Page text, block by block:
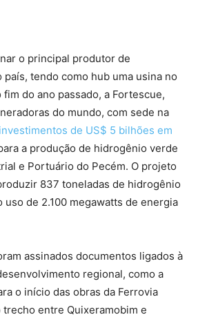
o principal produtor de
tendo como hub uma usina no
do ano passado, a Fortescue,
do mundo, com sede na
investimentos de US$ 5 bilhões em
a produção de hidrogênio verde
e Portuário do Pecém. O projeto
837 toneladas de hidrogênio
uso de 2.100 megawatts de energia
assinados documentos ligados à
regional, como a
o início das obras da Ferrovia
entre Quixeramobim e